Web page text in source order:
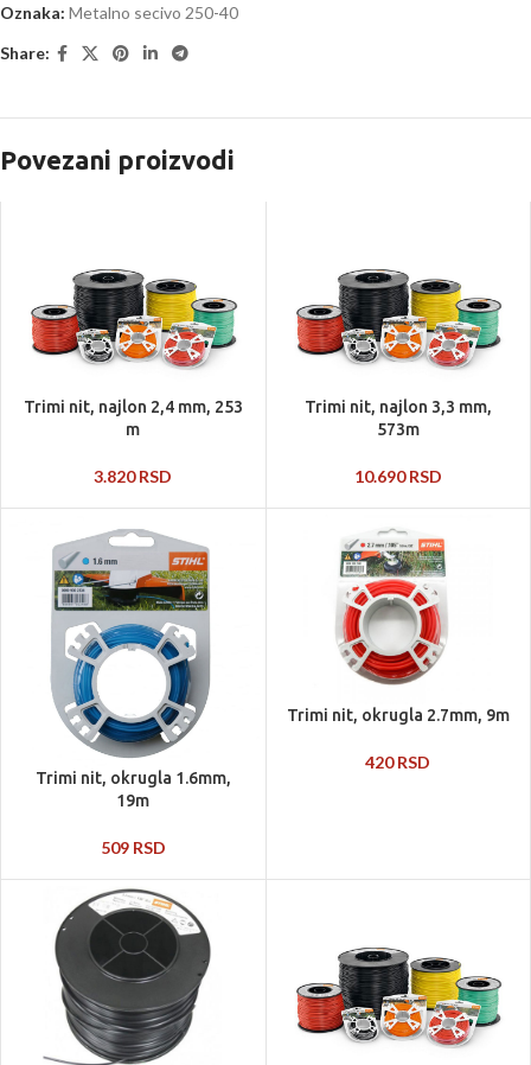
Oznaka: Metalno secivo 250-40
Share:
Povezani proizvodi
Trimi nit, najlon 2,4 mm, 253
m
3.820RSD
Trimi nit, najlon 3,3 mm,
573m
10.690RSD
Trimi nit, okrugla 1.6mm,
19m
509 RSD
Trimi nit, okrugla 2.7mm, 9m
420RSD